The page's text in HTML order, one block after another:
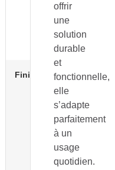
ou 800
mm
Finition
hêtre ou
offrir
une
solution
durable
et
fonctionnelle,
elle
s’adapte
parfaitement
à un
usage
quotidien.